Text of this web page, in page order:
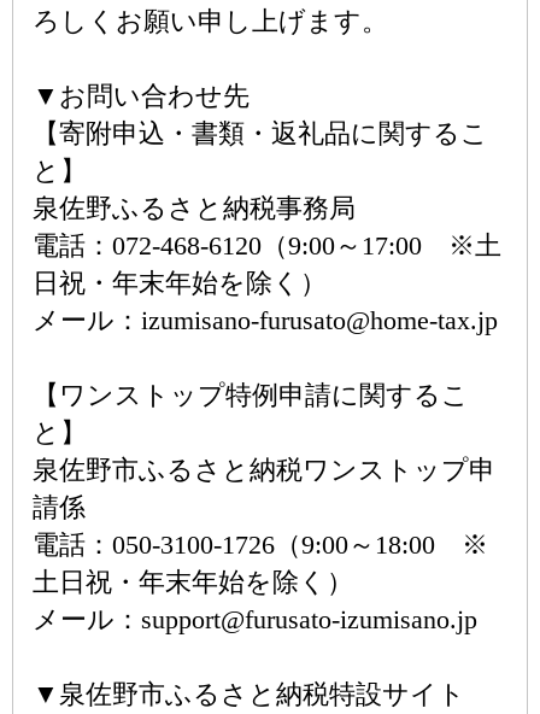
ろしくお願い申し上げます。
▼お問い合わせ先
【寄附申込・書類・返礼品に関するこ
と】
泉佐野ふるさと納税事務局
電話：072-468-6120（9:00～17:00 ※土
日祝・年末年始を除く）
メール：izumisano-furusato@home-tax.jp
【ワンストップ特例申請に関するこ
と】
泉佐野市ふるさと納税ワンストップ申
請係
電話：050-3100-1726（9:00～18:00 ※
土日祝・年末年始を除く）
メール：support@furusato-izumisano.jp
▼泉佐野市ふるさと納税特設サイト